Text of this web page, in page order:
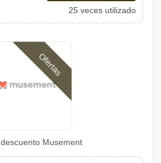
25 veces utilizado
Ofertas
Musement